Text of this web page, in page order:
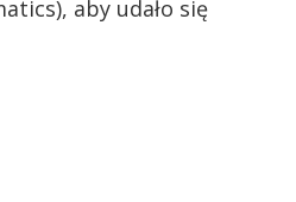
aby udało się